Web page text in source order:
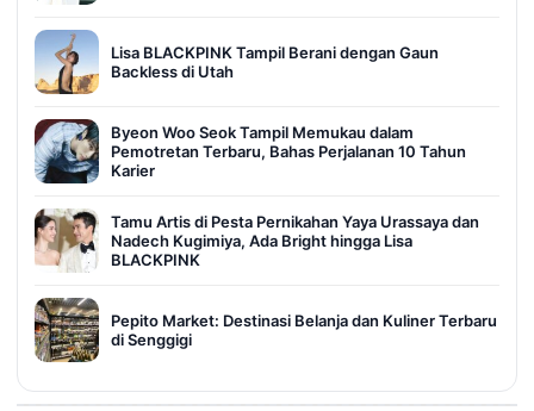
Lisa BLACKPINK Tampil Berani dengan Gaun
Backless di Utah
Byeon Woo Seok Tampil Memukau dalam
Pemotretan Terbaru, Bahas Perjalanan 10 Tahun
Karier
Tamu Artis di Pesta Pernikahan Yaya Urassaya dan
Nadech Kugimiya, Ada Bright hingga Lisa
BLACKPINK
Pepito Market: Destinasi Belanja dan Kuliner Terbaru
di Senggigi